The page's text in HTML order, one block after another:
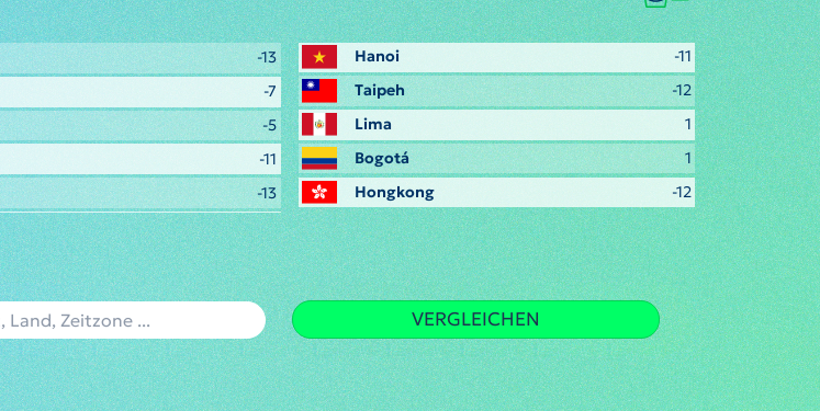
-13
-7
-5
-11
-13
Hanoi
-11
Taipeh
-12
Lima
1
Bogotá
1
Hongkong
-12
VERGLEICHEN